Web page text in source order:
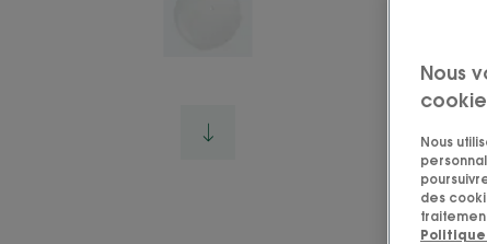
Nous
Nous
des